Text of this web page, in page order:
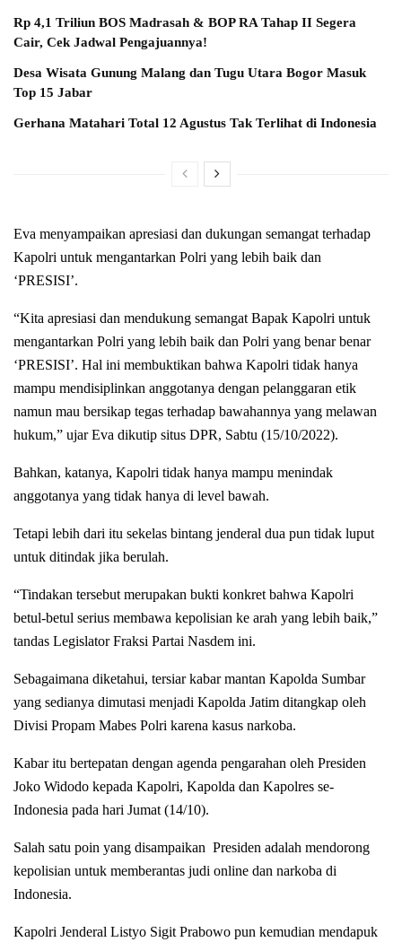
Rp 4,1 Triliun BOS Madrasah & BOP RA Tahap II Segera
Cair, Cek Jadwal Pengajuannya!
Desa Wisata Gunung Malang dan Tugu Utara Bogor Masuk
Top 15 Jabar
Gerhana Matahari Total 12 Agustus Tak Terlihat di Indonesia
Eva menyampaikan apresiasi dan dukungan semangat terhadap
Kapolri untuk mengantarkan Polri yang lebih baik dan
‘PRESISI’.
“Kita apresiasi dan mendukung semangat Bapak Kapolri untuk
mengantarkan Polri yang lebih baik dan Polri yang benar benar
‘PRESISI’. Hal ini membuktikan bahwa Kapolri tidak hanya
mampu mendisiplinkan anggotanya dengan pelanggaran etik
namun mau bersikap tegas terhadap bawahannya yang melawan
hukum,” ujar Eva dikutip situs DPR, Sabtu (15/10/2022).
Bahkan, katanya, Kapolri tidak hanya mampu menindak
anggotanya yang tidak hanya di level bawah.
Tetapi lebih dari itu sekelas bintang jenderal dua pun tidak luput
untuk ditindak jika berulah.
“Tindakan tersebut merupakan bukti konkret bahwa Kapolri
betul-betul serius membawa kepolisian ke arah yang lebih baik,”
tandas Legislator Fraksi Partai Nasdem ini.
Sebagaimana diketahui, tersiar kabar mantan Kapolda Sumbar
yang sedianya dimutasi menjadi Kapolda Jatim ditangkap oleh
Divisi Propam Mabes Polri karena kasus narkoba.
Kabar itu bertepatan dengan agenda pengarahan oleh Presiden
Joko Widodo kepada Kapolri, Kapolda dan Kapolres se-
Indonesia pada hari Jumat (14/10).
Salah satu poin yang disampaikan Presiden adalah mendorong
kepolisian untuk memberantas judi online dan narkoba di
Indonesia.
Kapolri Jenderal Listyo Sigit Prabowo pun kemudian mendapuk